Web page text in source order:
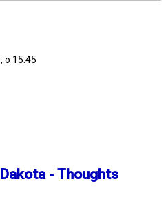
o 15:45
- Thoughts